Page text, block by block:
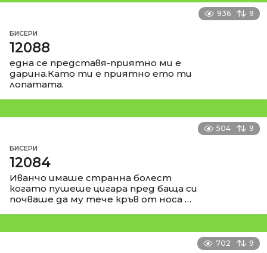
936 9
БИСЕРИ
12088
една се представя-приятно ми е
дарина.Като ти е приятно ето ти
лопатата.
504 9
БИСЕРИ
12084
Иванчо имаше странна болест
когато пушеше цигара пред баща си
почваше да му тече кръв от носа …
702 9